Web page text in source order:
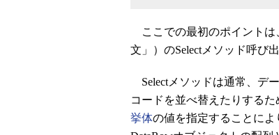
ここでの最初のポイントは
文」）のSelectメソッド呼び出
Selectメソッドは通常、デ
コードを並べ替えたりする
挙体の値を指定することに